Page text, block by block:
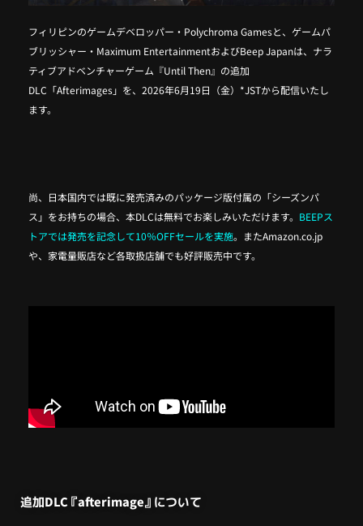
フィリピンのゲームデベロッパー・Polychroma Gamesと、ゲームパ
ブリッシャー・Maximum EntertainmentおよびBeep Japanは、ナラ
ティブアドベンチャーゲーム『Until Then』の追加
DLC「Afterimages」を、2026年6月19日（金）*JSTから配信いたし
ます。
尚、日本国内では既に発売済みのパッケージ版付属の「シーズンパ
ス」をお持ちの場合、本DLCは無料でお楽しみいただけます。 BEEPス
トアでは発売を記念して10％OFFセールを実施。またAmazon.co.jp
や、家電量販店など各取扱店舗でも好評販売中です。
追加DLC『afterimage』について